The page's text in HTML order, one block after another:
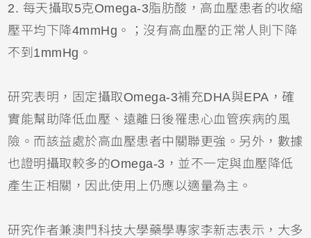
2. 每天攝取5克Omega-3脂肪酸，高血壓患者的收縮
壓平均下降4mmHg。；沒有高血壓的正常人則下降
不到1mmHg。
研究表明，固定攝取Omega-3補充DHA與EPA，確
實能幫助降低血壓、遠離日後罹患心血管疾病的風
險。而該益處於高血壓患者中關聯更強。另外，數據
也證明攝取較多的Omega-3，並不一定與血壓降低
產生正相關，因此使用上仍應以適量為主。
研究作者兼澳門科技大學藥學專家李新志表示，大多